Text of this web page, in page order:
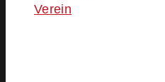
Verein